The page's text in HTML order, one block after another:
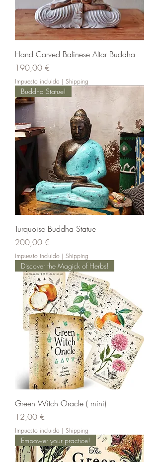
Hand Carved Balinese Altar Buddha
Precio
190,00 €
Impuesto incluido | Shipping
Buddha Statue!
Turquoise Buddha Statue
Precio
200,00 €
Impuesto incluido | Shipping
Discover the Magick of Herbs!
Green Witch Oracle ( mini)
Precio
12,00 €
Impuesto incluido | Shipping
Empower your practice!